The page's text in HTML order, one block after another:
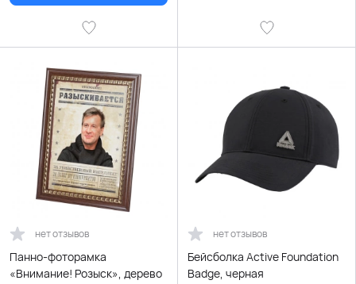
нет отзывов
Панно-фоторамка
«Внимание! Розыск», дерево
нет отзывов
Бейсболка Active Foundation
Badge, черная